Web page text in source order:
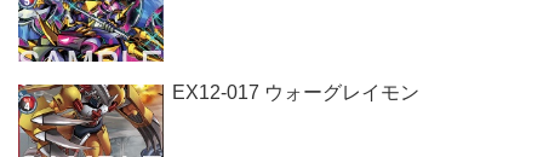
EX12-017 ウォーグレイモン